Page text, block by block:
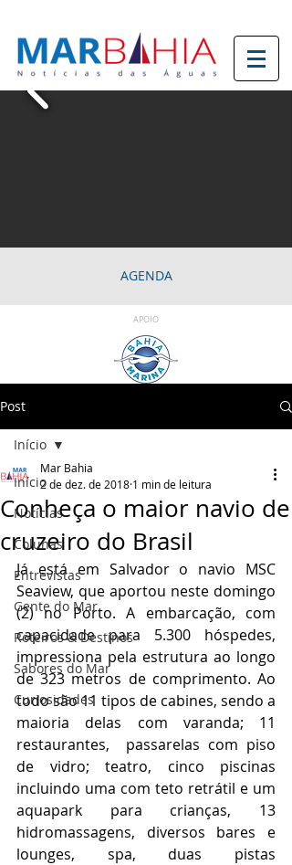
AGENDA
APOIO
Post
Início
Notícias
Colunas
Entrevistas
Gente do Mar
Roteiros & Destinos
Sabores do Mar
Curiosidades
Início
Conheça o maior navio de
cruzeiro do Brasil
Mar Bahia
2 de dez. de 2018 1 min de leitura
Já está em Salvador o navio MSC
Seaview, que aportou neste domingo
(2) no Porto. A embarcação, com
capacidade para 5.300 hóspedes,
impressiona pela estrutura ao longo
de 323 metros de comprimento. Ao
todo são 11 tipos de cabines, sendo a
maioria delas com varanda; 11
restaurantes,  passarelas com piso
de vidro; teatro, cinco piscinas
incluindo uma com teto retrátil e um
aquapark para crianças, 13
hidromassagens, diversos bares e
lounges, spa, duas pistas